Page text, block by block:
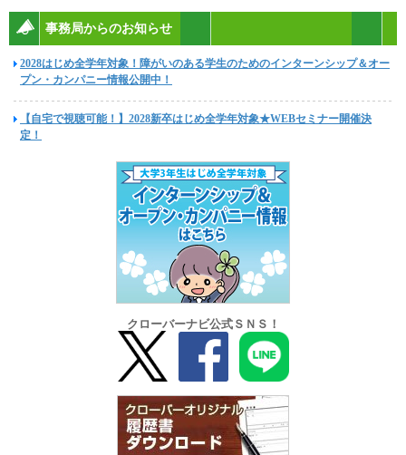
事務局からのお知らせ
2028はじめ全学年対象！障がいのある学生のためのインターンシップ＆オー
プン・カンパニー情報公開中！
【自宅で視聴可能！】2028新卒はじめ全学年対象★WEBセミナー開催決
定！
クローバーナビ公式ＳＮＳ！